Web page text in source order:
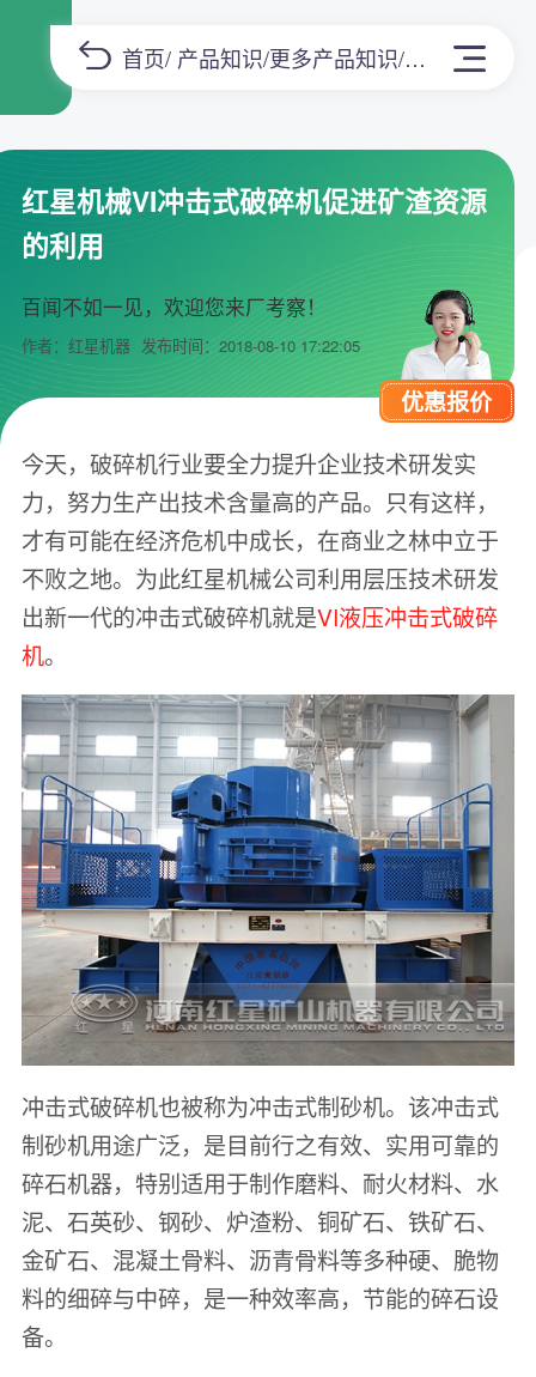
首页/ 产品知识/更多产品知识/正文
红星机械VI冲击式破碎机促进矿渣资源
的利用
百闻不如一见，欢迎您来厂考察！
作者：红星机器 发布时间：2018-08-10 17:22:05
优惠报价
今天，破碎机行业要全力提升企业技术研发实
力，努力生产出技术含量高的产品。只有这样，
才有可能在经济危机中成长，在商业之林中立于
不败之地。为此红星机械公司利用层压技术研发
出新一代的冲击式破碎机就是VI液压冲击式破碎
机。
冲击式破碎机也被称为冲击式制砂机。该冲击式
制砂机用途广泛，是目前行之有效、实用可靠的
碎石机器，特别适用于制作磨料、耐火材料、水
泥、石英砂、钢砂、炉渣粉、铜矿石、铁矿石、
金矿石、混凝土骨料、沥青骨料等多种硬、脆物
料的细碎与中碎，是一种效率高，节能的碎石设
备。